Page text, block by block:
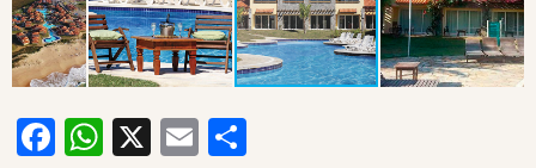
Facebook
WhatsApp
X Email